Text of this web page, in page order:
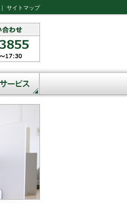
｜ サイトマップ